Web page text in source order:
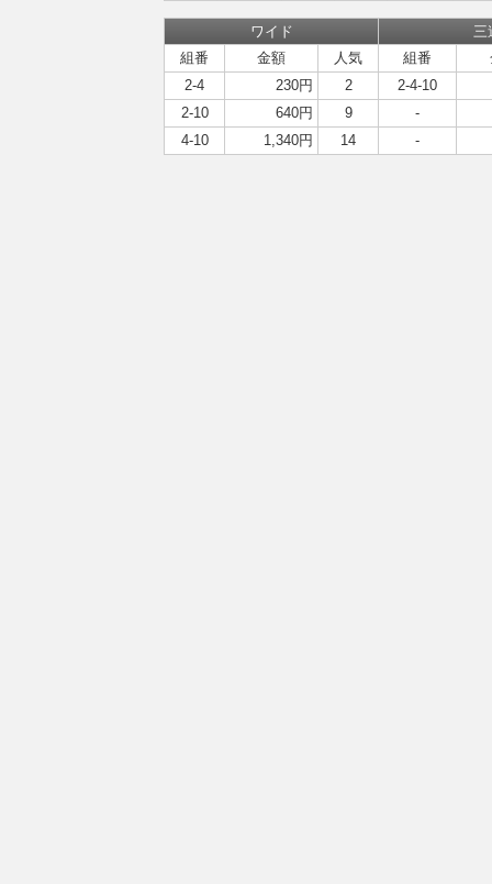
ワイド
三
組番
金額 人気 組番
2-4
230円 2
2-4-10
2-10
640円 9
-
4-10
1,340円 14 -